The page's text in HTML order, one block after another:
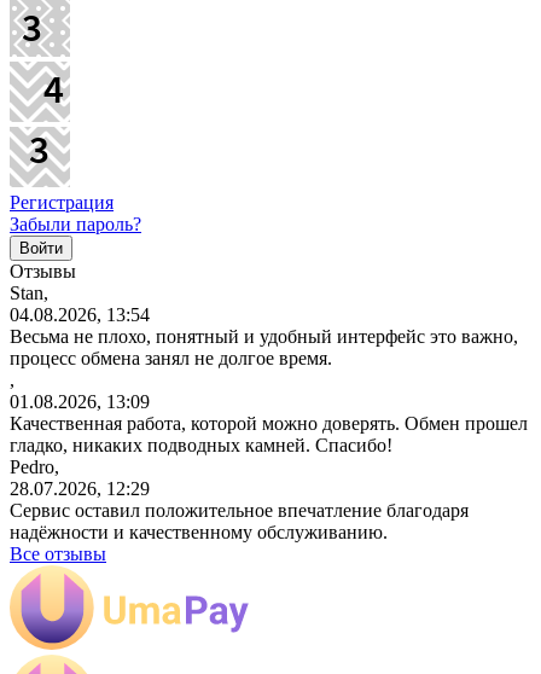
Регистрация
Забыли пароль?
Отзывы
Stan,
04.08.2026, 13:54
Весьма не плохо, понятный и удобный интерфейс это важно,
процесс обмена занял не долгое время.
,
01.08.2026, 13:09
Качественная работа, которой можно доверять. Обмен прошел
гладко, никаких подводных камней. Спасибо!
Pedro,
28.07.2026, 12:29
Сервис оставил положительное впечатление благодаря
надёжности и качественному обслуживанию.
Все отзывы